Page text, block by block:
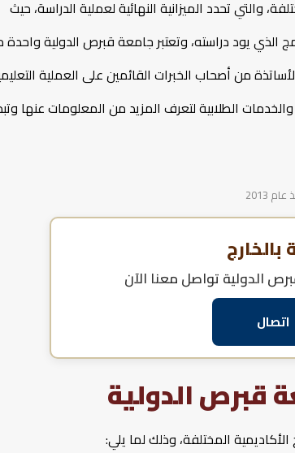
تحدد الميزانية النهائية لعملية الدراسة، حيث
الذي يود دراسته، وتعتبر جامعة قبرص الدولية
من أصحاب الخبرات القائمين على العملية
الطلابية لتعرف المزيد من المعلومات عنها
2013
الدوليةتواصل معنا الآن
اتصال
قبرص الدولية
المختلفة، وذلك لما يلي: